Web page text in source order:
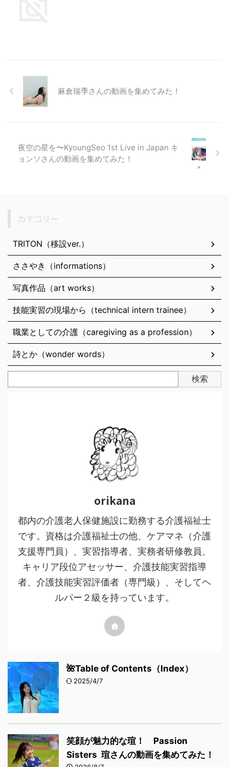
麻倉瑞季さんの動画を集めてみた！
夜空の星を〜KyoungSeo 1st Live in Japan キ
ョンソさんの動画を集めてみた！
TRITON（移設ver.）
ささやき（informations）
写真作品（art works）
技能実習の現場から（technical intern trainee）
職業としての介護（caregiving as a profession）
詩とか（wonder words）
検索
orikana
都内の介護老人保健施設に勤務する介護福祉士
です。資格は介護福祉士の他、ケアマネ（介護
支援専門員）、実習指導者、実務者研修教員、
キャリア段位アセッサー、介護技能実習指導
者、介護技能実習評価者（専門級）、そしてヘ
ルパー２級を持っています。
🌺Table of Contents（Index）
2025/4/7
笑顔が魅力的な瑄！ Passion
Sisters 瑄さんの動画を集めてみた！